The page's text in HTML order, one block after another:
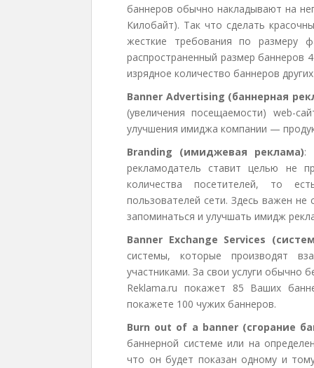
баннеров обычно накладывают на
Килобайт). Так что сделать
жесткие требования по размеру
распространенный размер баннеров
изрядное количество баннеров
Banner Advertising (баннерная
(увеличения посещаемости) web-
улучшения имиджа компании —
Branding (имиджевая реклама):
рекламодатель ставит целью не
количества посетителей, то
пользователей сети. Здесь важен не
запоминаться и улучшать имидж
Banner Exchange Services
системы, которые производят
участниками. За свои услуги обычно
Reklama.ru покажет 85 Ваших
покажете 100 чужих баннеров.
Burn out of a banner (сгорание
баннерной системе или на
что он будет показан одному и